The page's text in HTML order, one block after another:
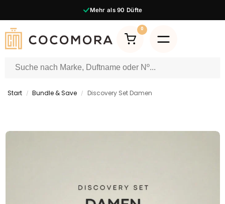
Mehr als90 Düfte
0
Start / Bundle & Save / Discovery Set Damen